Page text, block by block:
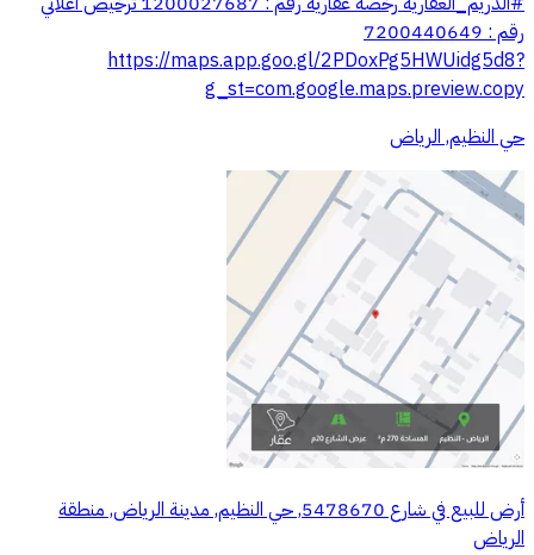
رقم : 7200440649
‏https://maps.app.goo.gl/2PDoxPg5HWUidg5d8?
g_st=com.google.maps.preview.copy
حي النظيم, الرياض
أرض للبيع في شارع 5478670, حي النظيم, مدينة الرياض, منطقة
الرياض